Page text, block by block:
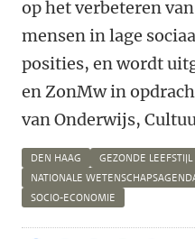
op het verbeteren
mensen in lage
posities, en wordt
en ZonMw in
van Onderwijs,
DEN HAAG GEZONDE LEEFSTIJL
NATIONALE
SOCIO-ECONOMIE